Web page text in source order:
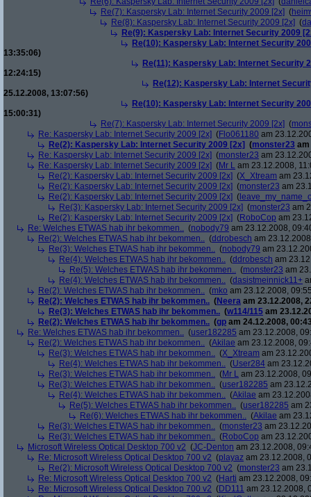
Re(7): Kaspersky Lab: Internet Security 2009 [2x] (
Re(8): Kaspersky Lab: Internet Security 2009 [2x] (
Re(9): Kaspersky Lab: Internet Security 2009
Re(10): Kaspersky Lab: Internet Security
13:35:06)
Re(11): Kaspersky Lab: Internet Security
12:24:15)
Re(12): Kaspersky Lab: Internet
25.12.2008, 13:07:56)
Re(10): Kaspersky Lab: Internet Security
15:00:31)
Re(7): Kaspersky Lab: Internet Security 2009 [2x] (
Re: Kaspersky Lab: Internet Security 2009 [2x] (Flo061180 am
Re(2): Kaspersky Lab: Internet Security 2009 [2x] (monster23 am
Re: Kaspersky Lab: Internet Security 2009 [2x] (monster23 am
Re: Kaspersky Lab: Internet Security 2009 [2x] (Mr L am 23.12.2008,
Re(2): Kaspersky Lab: Internet Security 2009 [2x] (X_Xtream am
Re(2): Kaspersky Lab: Internet Security 2009 [2x] (monster23 am
Re(2): Kaspersky Lab: Internet Security 2009 [2x] (
Re(3): Kaspersky Lab: Internet Security 2009 [2x] (monster23 am
Re(2): Kaspersky Lab: Internet Security 2009 [2x] (RoboCop am
Re: Welches ETWAS hab ihr bekommen.. (nobody79 am 23.12.2008,
Re(2): Welches ETWAS hab ihr bekommen.. (ddrobesch am
Re(3): Welches ETWAS hab ihr bekommen.. (nobody79 am
Re(4): Welches ETWAS hab ihr bekommen.. (ddrobesch am
Re(5): Welches ETWAS hab ihr bekommen.. (monster23 am
Re(4): Welches ETWAS hab ihr bekommen.. (dasistmeinnick11+
Re(2): Welches ETWAS hab ihr bekommen.. (mko am 23.12.2008,
Re(2): Welches ETWAS hab ihr bekommen.. (Neera am 23.12.2008,
Re(3): Welches ETWAS hab ihr bekommen.. (w114/115 am
Re(2): Welches ETWAS hab ihr bekommen.. (gp am 24.12.2008,
Re: Welches ETWAS hab ihr bekommen.. (user182285 am 23.12.2008,
Re(2): Welches ETWAS hab ihr bekommen.. (Akilae am 23.12.2008,
Re(3): Welches ETWAS hab ihr bekommen.. (X_Xtream am
Re(4): Welches ETWAS hab ihr bekommen.. (User284 am
Re(3): Welches ETWAS hab ihr bekommen.. (Mr L am 23.12.2008,
Re(3): Welches ETWAS hab ihr bekommen.. (user182285 am
Re(4): Welches ETWAS hab ihr bekommen.. (Akilae am
Re(5): Welches ETWAS hab ihr bekommen.. (user182285 am
Re(6): Welches ETWAS hab ihr bekommen.. (Akilae am
Re(3): Welches ETWAS hab ihr bekommen.. (monster23 am
Re(3): Welches ETWAS hab ihr bekommen.. (RoboCop am
Microsoft Wireless Optical Desktop 700 v2 (JC-Denton am 23.12.2008,
Re: Microsoft Wireless Optical Desktop 700 v2 (playaz am 23.12.2008,
Re(2): Microsoft Wireless Optical Desktop 700 v2 (monster23 am
Re: Microsoft Wireless Optical Desktop 700 v2 (Harti am 23.12.2008,
Re: Microsoft Wireless Optical Desktop 700 v2 (DD111 am 23.12.2008,